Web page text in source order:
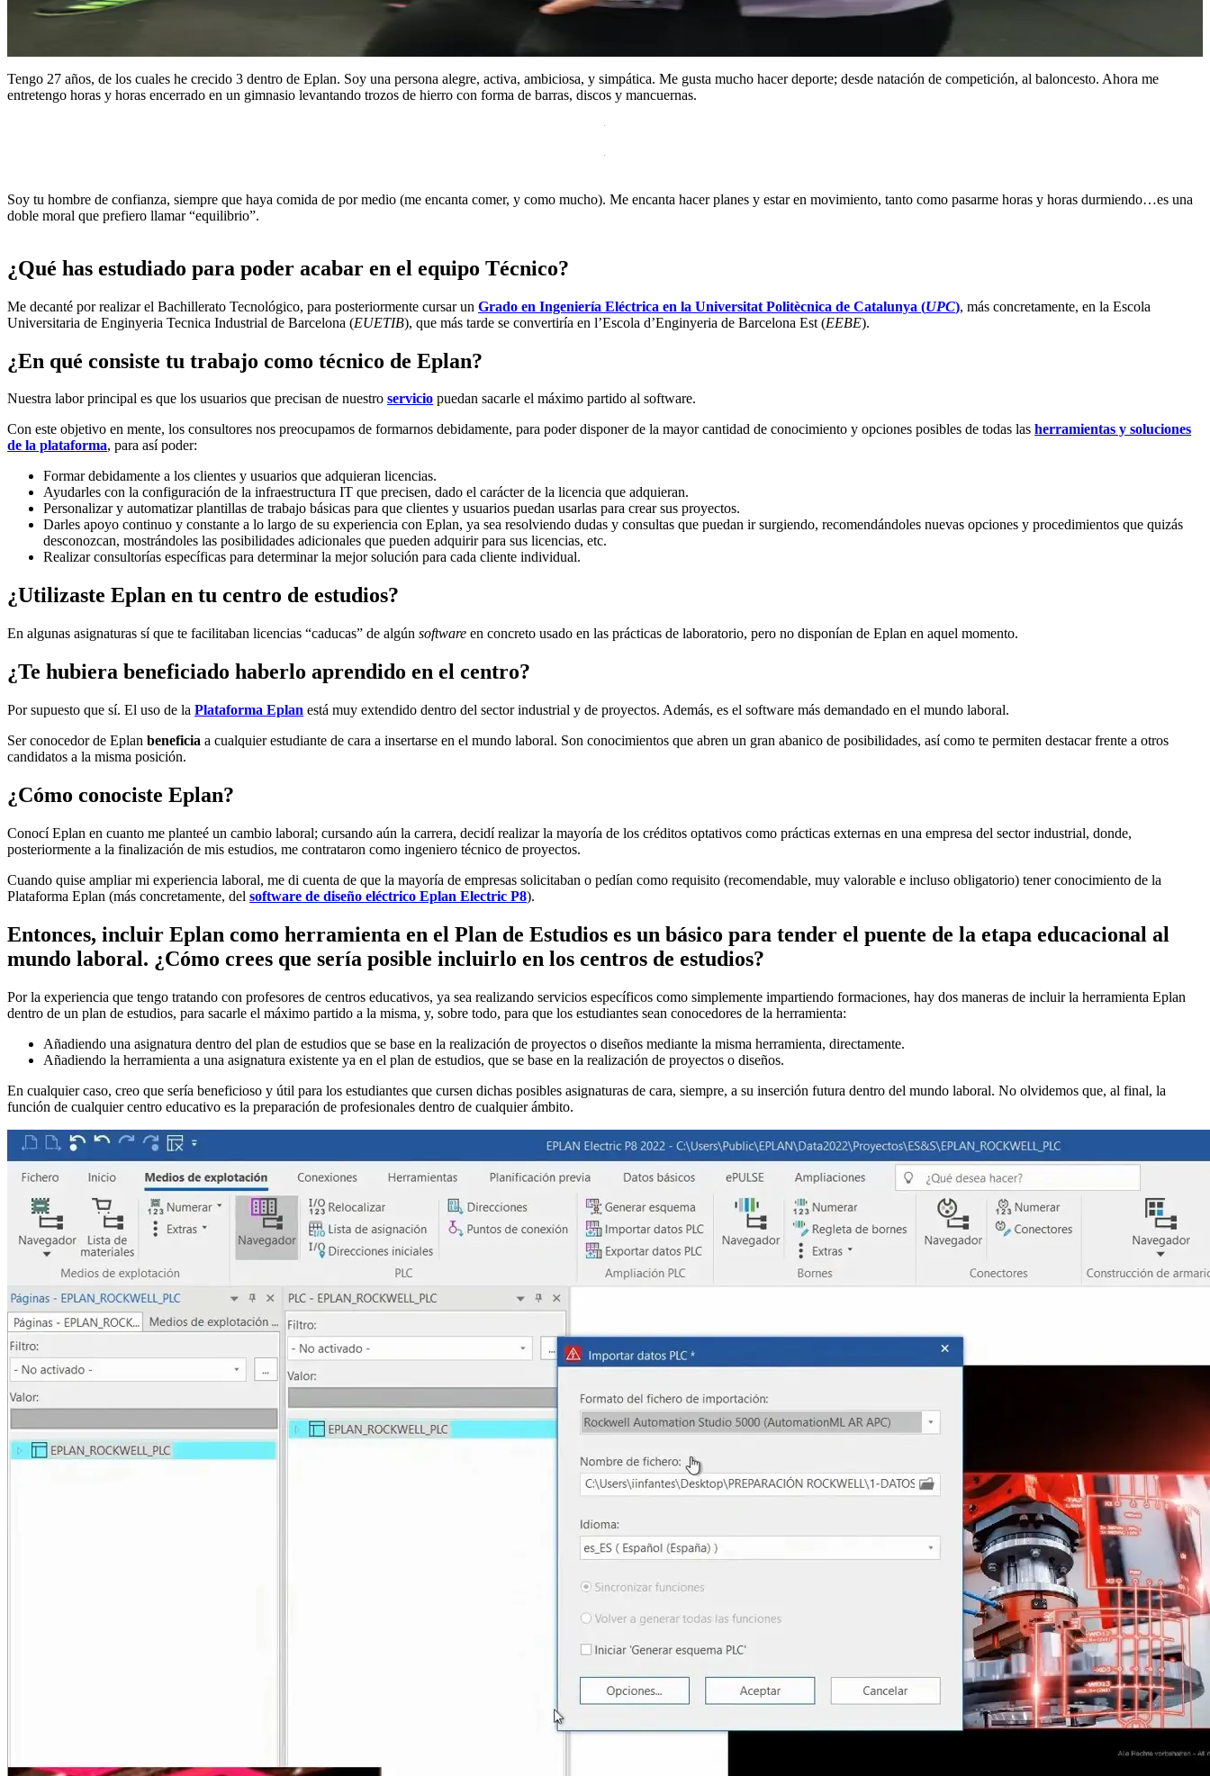
Tengo 27 años, de los cuales he crecido 3 dentro de Eplan. Soy una persona alegre, activa, ambiciosa, y simpática. Me gusta mucho hacer deporte; desde natación de competición, al baloncesto. Ahora me
entretengo horas y horas encerrado en un gimnasio levantando trozos de hierro con forma de barras, discos y mancuernas.
Soy tu hombre de confianza, siempre que haya comida de por medio (me encanta comer, y como mucho). Me encanta hacer planes y estar en movimiento, tanto como pasarme horas y horas durmiendo…es una
doble moral que prefiero llamar “equilibrio”.
¿Qué has estudiado para poder acabar en el equipo Técnico?
Me decanté por realizar el Bachillerato Tecnológico, para posteriormente cursar un Grado en Ingeniería Eléctrica en la Universitat Politècnica de Catalunya (UPC), más concretamente, en la Escola
Universitaria de Enginyeria Tecnica Industrial de Barcelona (EUETIB), que más tarde se convertiría en l’Escola d’Enginyeria de Barcelona Est (EEBE).
¿En qué consiste tu trabajo como técnico de Eplan?
Nuestra labor principal es que los usuarios que precisan de nuestro servicio puedan sacarle el máximo partido al software.
Con este objetivo en mente, los consultores nos preocupamos de formarnos debidamente, para poder disponer de la mayor cantidad de conocimiento y opciones posibles de todas las herramientas y soluciones
de la plataforma, para así poder:
Formar debidamente a los clientes y usuarios que adquieran licencias.
Ayudarles con la configuración de la infraestructura IT que precisen, dado el carácter de la licencia que adquieran.
Personalizar y automatizar plantillas de trabajo básicas para que clientes y usuarios puedan usarlas para crear sus proyectos.
Darles apoyo continuo y constante a lo largo de su experiencia con Eplan, ya sea resolviendo dudas y consultas que puedan ir surgiendo, recomendándoles nuevas opciones y procedimientos que quizás
desconozcan, mostrándoles las posibilidades adicionales que pueden adquirir para sus licencias, etc.
Realizar consultorías específicas para determinar la mejor solución para cada cliente individual.
¿Utilizaste Eplan en tu centro de estudios?
En algunas asignaturas sí que te facilitaban licencias “caducas” de algún software en concreto usado en las prácticas de laboratorio, pero no disponían de Eplan en aquel momento.
¿Te hubiera beneficiado haberlo aprendido en el centro?
Por supuesto que sí. El uso de la Plataforma Eplan está muy extendido dentro del sector industrial y de proyectos. Además, es el software más demandado en el mundo laboral.
Ser conocedor de Eplan beneficia a cualquier estudiante de cara a insertarse en el mundo laboral. Son conocimientos que abren un gran abanico de posibilidades, así como te permiten destacar frente a otros
candidatos a la misma posición.
¿Cómo conociste Eplan?
Conocí Eplan en cuanto me planteé un cambio laboral; cursando aún la carrera, decidí realizar la mayoría de los créditos optativos como prácticas externas en una empresa del sector industrial, donde,
posteriormente a la finalización de mis estudios, me contrataron como ingeniero técnico de proyectos.
Cuando quise ampliar mi experiencia laboral, me di cuenta de que la mayoría de empresas solicitaban o pedían como requisito (recomendable, muy valorable e incluso obligatorio) tener conocimiento de la
Plataforma Eplan (más concretamente, del software de diseño eléctrico Eplan Electric P8).
Entonces, incluir Eplan como herramienta en el Plan de Estudios es un básico para tender el puente de la etapa educacional al
mundo laboral. ¿Cómo crees que sería posible incluirlo en los centros de estudios?
Por la experiencia que tengo tratando con profesores de centros educativos, ya sea realizando servicios específicos como simplemente impartiendo formaciones, hay dos maneras de incluir la herramienta Eplan
dentro de un plan de estudios, para sacarle el máximo partido a la misma, y, sobre todo, para que los estudiantes sean conocedores de la herramienta:
Añadiendo una asignatura dentro del plan de estudios que se base en la realización de proyectos o diseños mediante la misma herramienta, directamente.
Añadiendo la herramienta a una asignatura existente ya en el plan de estudios, que se base en la realización de proyectos o diseños.
En cualquier caso, creo que sería beneficioso y útil para los estudiantes que cursen dichas posibles asignaturas de cara, siempre, a su inserción futura dentro del mundo laboral. No olvidemos que, al final, la
función de cualquier centro educativo es la preparación de profesionales dentro de cualquier ámbito.